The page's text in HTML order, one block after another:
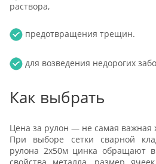
раствора,
предотвращения трещин.
для возведения недорогих
Как выбрать
Цена за рулон — не самая важная
При выборе сетки сварной
рулона 2х50м цинка обращают
свойства металла, размер